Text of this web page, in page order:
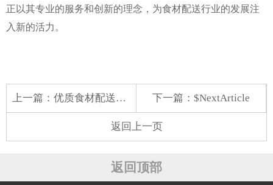
正以其专业的服务和创新的理念，为食材配送行业的发展注
入新的活力。
上一篇： 优质食材配送招标，共筑食品安全防线 下一篇：$NextArticle
返回上一页
返回顶部